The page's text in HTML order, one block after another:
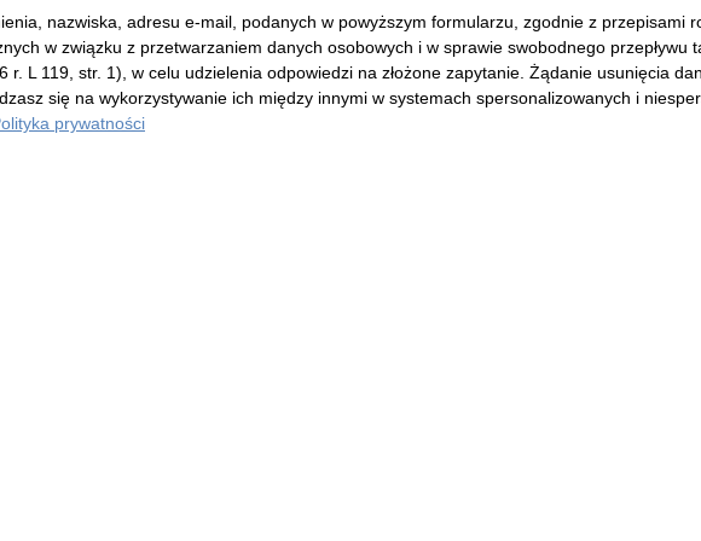
nazwiska, adresu e-mail, podanych w powyższym formularzu, zgodnie z przepisami
w związku z przetwarzaniem danych osobowych i w sprawie swobodnego przepływu
L 119, str. 1), w celu udzielenia odpowiedzi na złożone zapytanie. Żądanie usunięcia
się na wykorzystywanie ich między innymi w systemach spersonalizowanych i
prywatności